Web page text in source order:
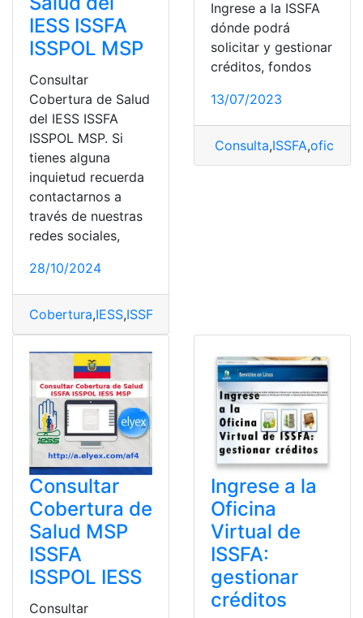
IESS ISSFA
ISSPOL MSP
Consultar
Cobertura de Salud
del IESS ISSFA
ISSPOL MSP. Si
tienes alguna
inquietud recuerda
contactarnos a
través de nuestras
redes sociales,
28/10/2024
Cobertura,IESS,ISSFA
Ingrese a la ISSFA
dónde podrá
solicitar y gestionar
créditos, fondos
13/07/2023
Consulta,ISSFA,oficina
Consultar
Cobertura de
Salud MSP
ISSFA
ISSPOL IESS
Consultar
Ingrese a la
Oficina
Virtual de
ISSFA:
gestionar
créditos